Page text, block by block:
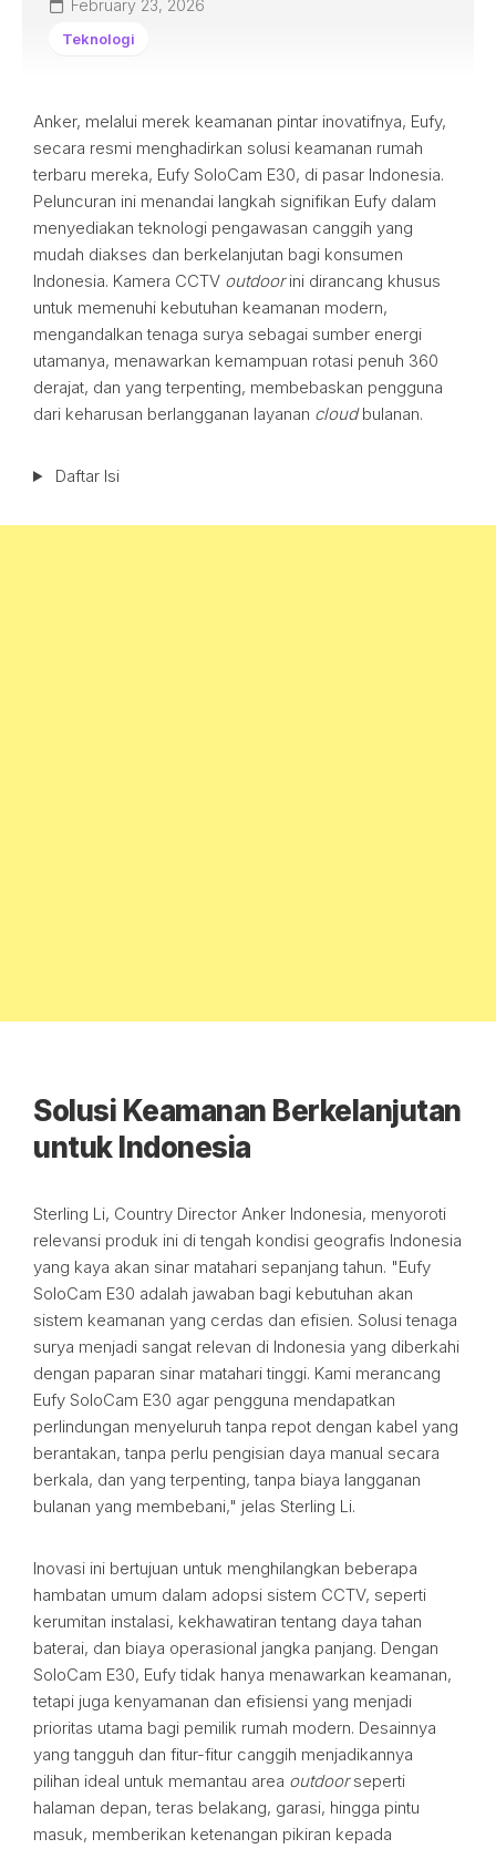
February 23, 2026
Teknologi
Anker, melalui merek keamanan pintar inovatifnya, Eufy,
secara resmi menghadirkan solusi keamanan rumah
terbaru mereka, Eufy SoloCam E30, di pasar Indonesia.
Peluncuran ini menandai langkah signifikan Eufy dalam
menyediakan teknologi pengawasan canggih yang
mudah diakses dan berkelanjutan bagi konsumen
Indonesia. Kamera CCTV outdoorini dirancang khusus
untuk memenuhi kebutuhan keamanan modern,
mengandalkan tenaga surya sebagai sumber energi
utamanya, menawarkan kemampuan rotasi penuh 360
derajat, dan yang terpenting, membebaskan pengguna
dari keharusan berlangganan layanan cloudbulanan.
Daftar Isi
Solusi Keamanan Berkelanjutan
untuk Indonesia
Sterling Li, Country Director Anker Indonesia, menyoroti
relevansi produk ini di tengah kondisi geografis Indonesia
yang kaya akan sinar matahari sepanjang tahun. "Eufy
SoloCam E30 adalah jawaban bagi kebutuhan akan
sistem keamanan yang cerdas dan efisien. Solusi tenaga
surya menjadi sangat relevan di Indonesia yang diberkahi
dengan paparan sinar matahari tinggi. Kami merancang
Eufy SoloCam E30 agar pengguna mendapatkan
perlindungan menyeluruh tanpa repot dengan kabel yang
berantakan, tanpa perlu pengisian daya manual secara
berkala, dan yang terpenting, tanpa biaya langganan
bulanan yang membebani," jelas Sterling Li.
Inovasi ini bertujuan untuk menghilangkan beberapa
hambatan umum dalam adopsi sistem CCTV, seperti
kerumitan instalasi, kekhawatiran tentang daya tahan
baterai, dan biaya operasional jangka panjang. Dengan
SoloCam E30, Eufy tidak hanya menawarkan keamanan,
tetapi juga kenyamanan dan efisiensi yang menjadi
prioritas utama bagi pemilik rumah modern. Desainnya
yang tangguh dan fitur-fitur canggih menjadikannya
pilihan ideal untuk memantau area outdoorseperti
halaman depan, teras belakang, garasi, hingga pintu
masuk, memberikan ketenangan pikiran kepada